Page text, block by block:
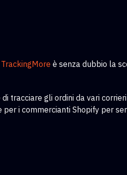
TrackingMore è senza dubbio la
tracciare gli ordini da vari
i commercianti Shopify per